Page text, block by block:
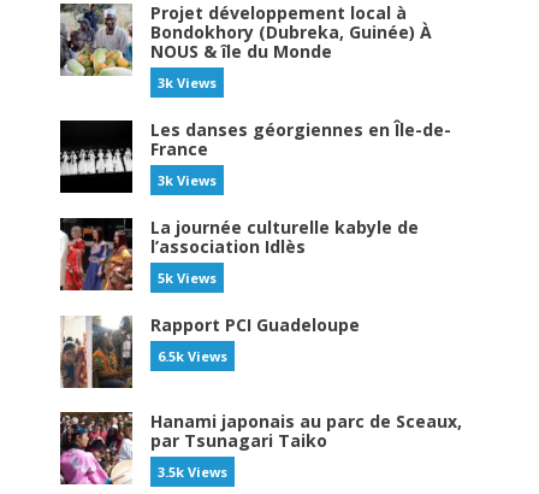
Projet développement local à
Bondokhory (Dubreka, Guinée) À
NOUS & île du Monde
3k Views
Les danses géorgiennes en Île-de-
France
3k Views
La journée culturelle kabyle de
l’association Idlès
5k Views
Rapport PCI Guadeloupe
6.5k Views
Hanami japonais au parc de Sceaux,
par Tsunagari Taiko
3.5k Views